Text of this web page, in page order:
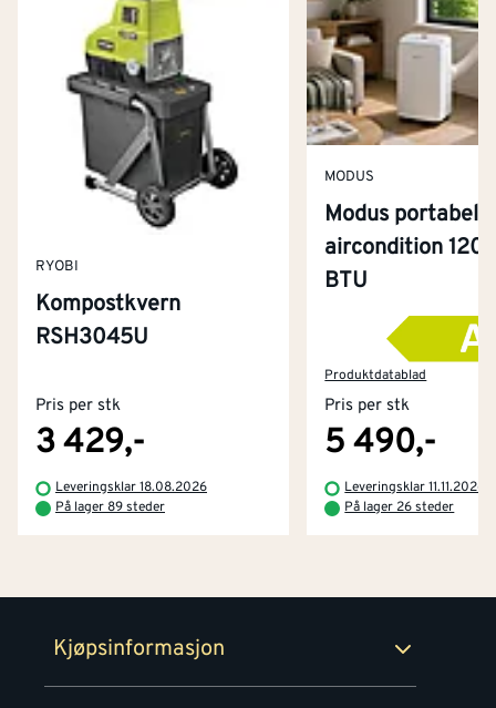
RYOBI
Kompostkvern
RSH3045U
Pris per stk
3 429,-
Leveringsklar 18.08.2026
På lager 89 steder
MODUS
Modus portabel
aircondition
BTU
Produktdatablad
Pris per stk
5 490,-
Leveringsklar 11.11.2026
På lager 26 steder
Kjøpsinformasjon
Kjøpsbetingelser
Retur- og angrerettsskjema
Tjenester
Montér Klubb
Byggevarehus og åpningstider
Prismatch
Personvern